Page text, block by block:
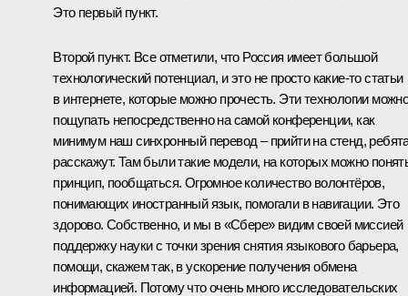
Это первый пункт.
Второй пункт. Все отметили, что Россия имеет большой
технологический потенциал, и это не просто какие-то статьи
в интернете, которые можно прочесть. Эти технологии
пощупать непосредственно на самой конференции, как
минимум наш синхронный перевод – прийти на стенд,
расскажут. Там были такие модели, на которых можно
принцип, пообщаться. Огромное количество волонтёров,
понимающих иностранный язык, помогали в навигации. Это
здорово. Собственно, и мы в «Сбере» видим своей миссией
поддержку науки с точки зрения снятия языкового барьера,
помощи, скажем так, в ускорение получения обмена
информацией. Потому что очень много исследовательских